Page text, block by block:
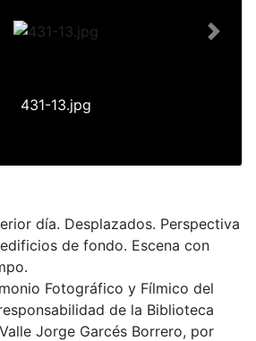
431-13.jpg
Next
día. Desplazados. Perspectiva
de fondo. Escena con
Fotográfico y Fílmico del
de la Biblioteca
Jorge Garcés Borrero, por